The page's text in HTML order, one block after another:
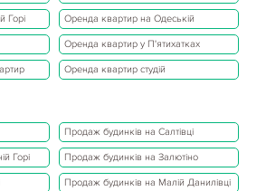
Горі Оренда квартир на Одеській
Оренда квартир у П'ятихатках
Оренда квартир студій
Продаж будинків на Салтівці
Горі Продаж будинків на Залютіно
Продаж будинків на Малій Данилівці